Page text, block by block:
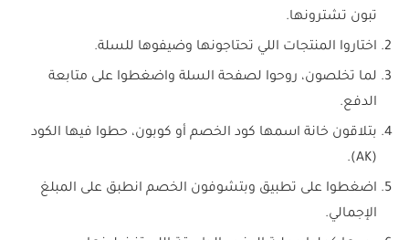
تبون تشترونها.
اختاروا المنتجات اللي تحتاجونها وضيفوها للسلة.
لما تخلصون، روحوا لصفحة السلة واضغطوا على متابعة
الدفع.
بتلاقون خانة اسمها كود الخصم أو كوبون، حطوا فيها الكود
(AK).
اضغطوا على تطبيق وبتشوفون الخصم انطبق على المبلغ
الإجمالي.